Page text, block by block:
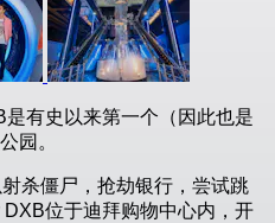
有史以来第一个（因此也是
园。
杀僵尸，抢劫银行，尝试跳
位于迪拜购物中心内，开